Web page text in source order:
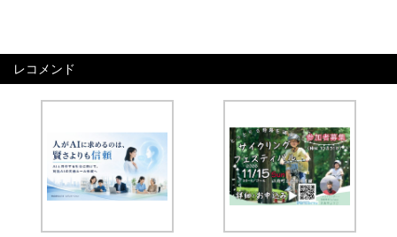
レコメンド